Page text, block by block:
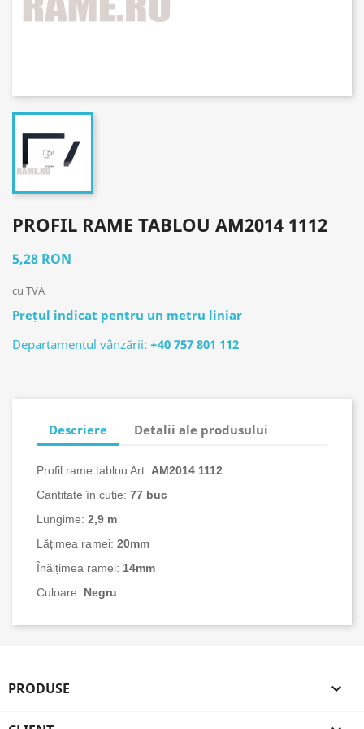
PROFIL RAME TABLOU AM2014 1112
5,28 RON
cu TVA
Prețul indicat pentru un metru liniar
Departamentul vânzării: +40 757 801 112
Descriere Detalii ale produsului
Profil rame tablou Art: AM2014 1112
Cantitate în cutie: 77 buc
Lungime: 2,9 m
Lățimea ramei: 20mm
Înălțimea ramei: 14mm
Culoare: Negru
PRODUSE 